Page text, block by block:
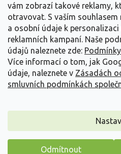
vám zobrazí takové reklamy,
otravovat. S vaším
a osobní údaje k
reklamních kampaní. Naše
údajů naleznete zde:
Více informací o tom, jak
údaje, naleznete v Zásadách
smluvních podmínkách
Odmítnout
Copyright 2026